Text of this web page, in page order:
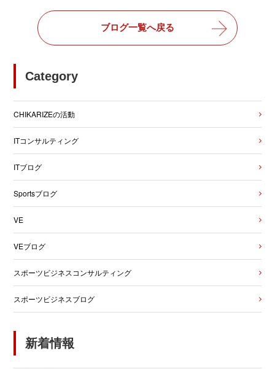
ブログ一覧へ戻る
Category
CHIKARIZEの活動
ITコンサルティング
ITブログ
Sportsブログ
VE
VEブログ
スポーツビジネスコンサルティング
スポーツビジネスブログ
新着情報